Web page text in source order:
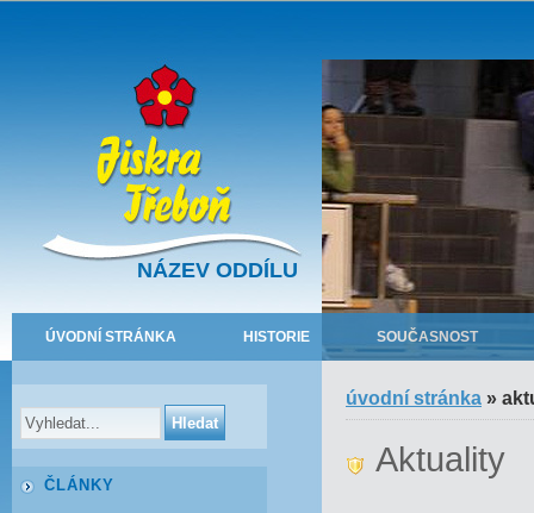
NÁZEV ODDÍLU
ÚVODNÍ STRÁNKA HISTORIE SOUČASNOST
úvodní stránka »
Aktuality
ČLÁNKY